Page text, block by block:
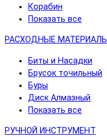
Корабин
Показать все
РАСХОДНЫЕ МАТЕРИАЛЫ
Биты и Насадки
Брусок точильный
Буры
Диск Алмазный
Показать все
РУЧНОЙ ИНСТРУМЕНТ